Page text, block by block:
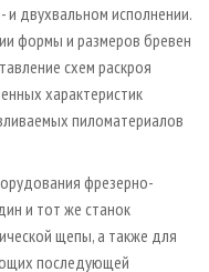
и двухвальном исполнении.
формы и размеров бревен
схем раскроя
характеристик
пиломатериалов
фрезерно-
и тот же станок
щепы, а также для
последующей